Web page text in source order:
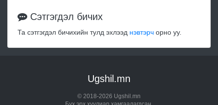
Сэтгэгдэл бичих
Та сэтгэгдэл бичихийн тулд эхлээд нэвтэрч орно уу.
Ugshil.mn
© 2018-2026 Ugshil.mn